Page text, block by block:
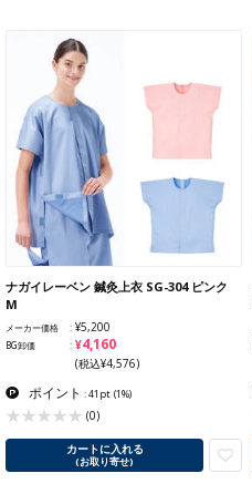
ナガイレーベン 鍼灸上衣 SG-304 ピンク
M
メーカー価格 ¥5,200
BG卸価 ¥4,160
(税込¥4,576)
ポイント : 41pt (1%)
(0)
カートに入れる
(お取り寄せ)